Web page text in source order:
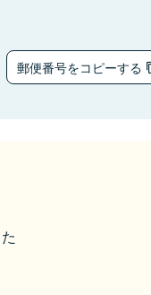
郵便番号をコピーする